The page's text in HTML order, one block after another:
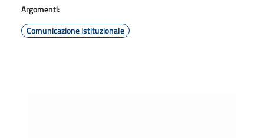
Argomenti:
Comunicazione istituzionale